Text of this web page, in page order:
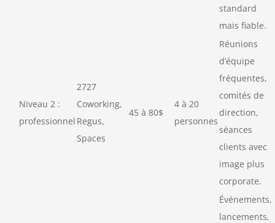
standard
mais fiable.
Niveau 2 :
professionnel
2727
Coworking,
Regus,
Spaces
45 à 80$
4 à 20
personnes
Réunions
d’équipe
fréquentes,
comités de
direction,
séances
clients avec
image plus
corporate.
Événements,
lancements,